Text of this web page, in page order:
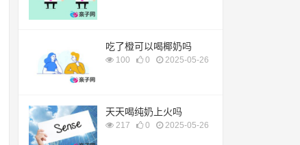
吃了橙可以喝椰奶吗
100 0 2025-05-26
天天喝纯奶上火吗
217 0 2025-05-26